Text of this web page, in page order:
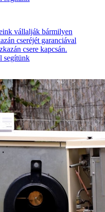
vállalják bármilyen
cseréjét garanciával
csere kapcsán.
segítünk